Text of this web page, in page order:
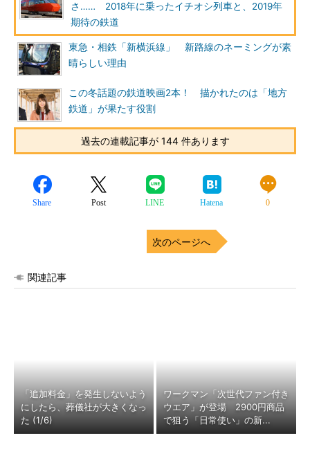
さ…… 2018年に乗ったイチオシ列車と、2019年
期待の鉄道
東急・相鉄「新横浜線」 新路線のネーミングが素
晴らしい理由
この冬話題の鉄道映画2本！ 描かれたのは「地方
鉄道」が果たす役割
過去の連載記事が 144 件あります
Share Post LINE Hatena 0
次のページへ
関連記事
「追加料金」を発生しないよう
にしたら、葬儀社が大きくなっ
た (1/6)
ワークマン「次世代ファン付き
ウエア」が登場 2900円商品
で狙う「日常使い」の新...